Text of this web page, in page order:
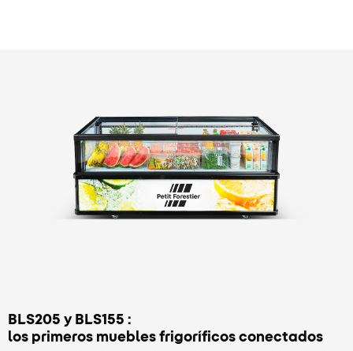
BLS205 y BLS155 :
los primeros muebles frigoríficos conectados